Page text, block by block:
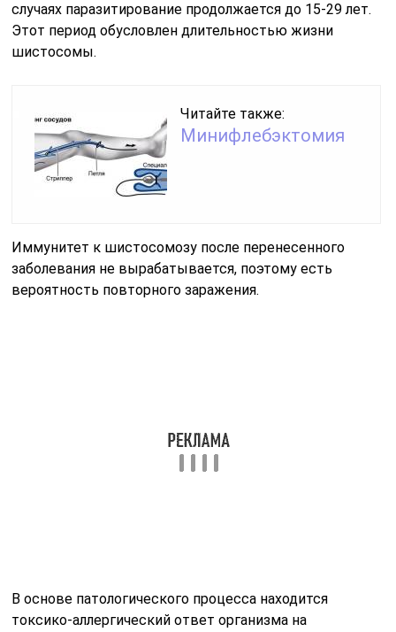
случаях паразитирование продолжается до 15-29 лет.
Этот период обусловлен длительностью жизни
шистосомы.
Читайте также:
Минифлебэктомия
Иммунитет к шистосомозу после перенесенного
заболевания не выpaбатывается, поэтому есть
вероятность повторного заражения.
В основе патологического процесса находится
токсико-аллергический ответ организма на